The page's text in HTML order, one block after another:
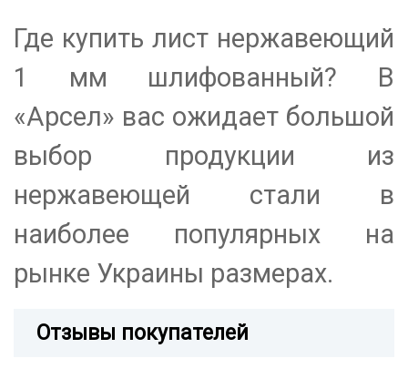
Где купить лист нержавеющий
1 мм шлифованный? В
«Арсел» вас ожидает большой
выбор продукции из
нержавеющей стали в
наиболее популярных на
рынке Украины размерах.
Отзывы покупателей